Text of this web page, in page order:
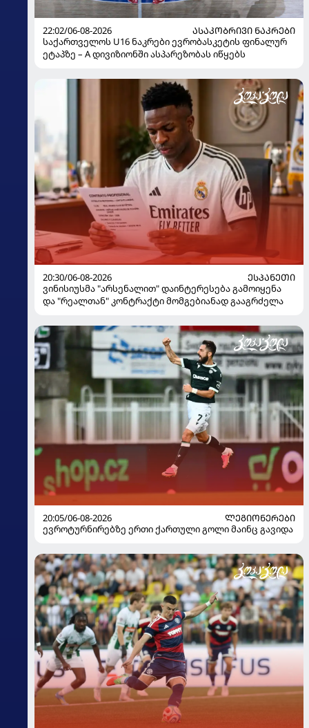
22:02/06-08-2026
ᲐᲡᲐᲙᲝᲑᲠᲘᲕᲘ ᲜᲐᲙᲠᲔᲑᲘ
საქართველოს U16 ნაკრები ევრობასკეტის ფინალურ
ეტაპზე – A დივიზიონში ასპარეზობას იწყებს
20:30/06-08-2026
ᲔᲡᲞᲐᲜᲔᲗᲘ
ვინისიუსმა "არსენალით" დაინტერესება გამოიყენა
და "რეალთან" კონტრაქტი მომგებიანად გააგრძელა
20:05/06-08-2026
ᲚᲔᲒᲘᲝᲜᲔᲠᲔᲑᲘ
ევროტურნირებზე ერთი ქართული გოლი მაინც გავიდა